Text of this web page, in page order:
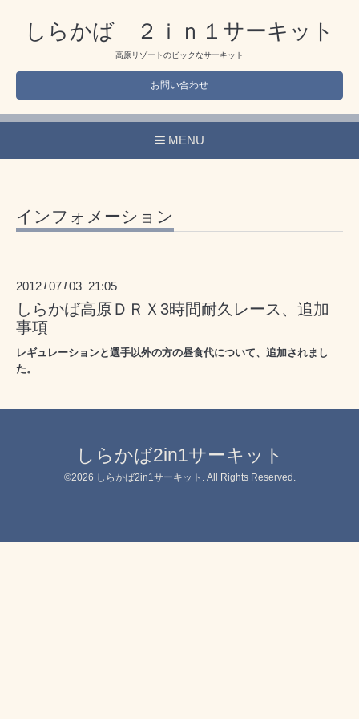
しらかば ２ｉｎ１サーキット
高原リゾートのビックなサーキット
お問い合わせ
MENU
インフォメーション
2012 /07 /03 21:05
しらかば高原ＤＲＸ3時間耐久レース、追加
事項
レギュレーションと選手以外の方の昼食代について、追加されまし
た。
しらかば2in1サーキット
©2026 しらかば2in1サーキット . All Rights Reserved.